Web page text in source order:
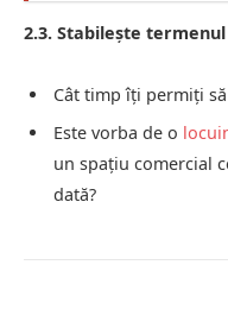
2.3. Stabilește
Cât timp îți permiți
Este vorba de o
un spațiu comercial
dată?